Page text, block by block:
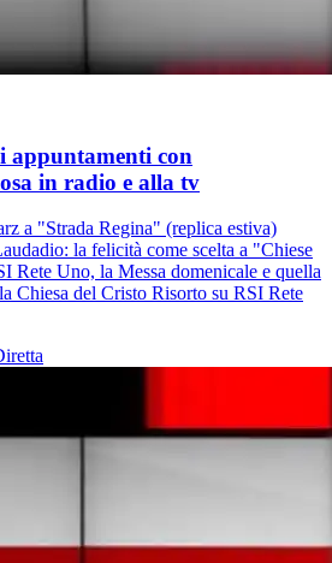
appuntamenti con
in radio e alla tv
a "Strada Regina" (replica estiva)
la felicità come scelta a "Chiese
Rete Uno, la Messa domenicale e quella
Chiesa del Cristo Risorto su RSI Rete